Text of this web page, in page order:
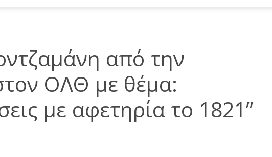
από την
ΟΛΘ με θέμα:
με αφετηρία το 1821”